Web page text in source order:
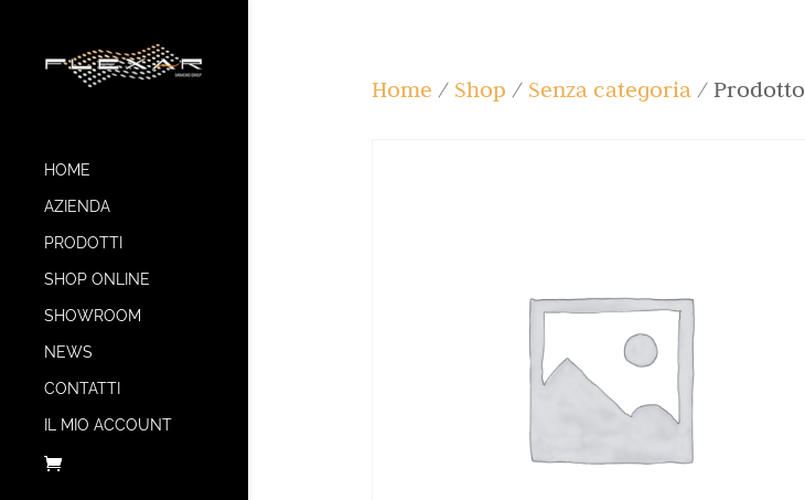
HOME
AZIENDA
PRODOTTI
SHOP ONLINE
SHOWROOM
NEWS
CONTATTI
IL MIO ACCOUNT
Home / Shop / Senza categoria/ Prodotto